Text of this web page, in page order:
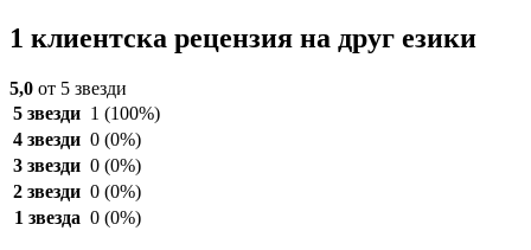
1 клиентска рецензия на друг езики
5,0 от 5 звезди
5 звезди 1 (100%)
4 звезди 0 (0%)
3 звезди 0 (0%)
2 звезди 0 (0%)
1 звезда 0 (0%)